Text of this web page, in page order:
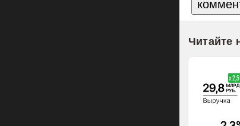
Читайте